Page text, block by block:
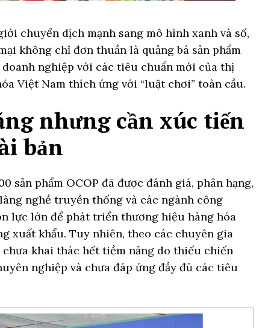
chuyển dịch mạnh sang mô hình xanh và số,
không chỉ đơn thuần là quảng bá sản phẩm
nghiệp với các tiêu chuẩn mới của thị
Việt Nam thích ứng với “luật chơi” toàn cầu.
nhưng cần xúc tiến
bản
sản phẩm OCOP đã được đánh giá, phân hạng,
nghề truyền thống và các ngành công
lực lớn để phát triển thương hiệu hàng hóa
xuất khẩu. Tuy nhiên, theo các chuyên gia
chưa khai thác hết tiềm năng do thiếu chiến
nghiệp và chưa đáp ứng đầy đủ các tiêu